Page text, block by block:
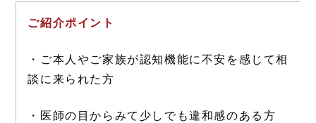
ご紹介ポイント
・ご本人やご家族が認知機能に不安を感じて相
談に来られた方
・医師の目からみて少しでも違和感のある方